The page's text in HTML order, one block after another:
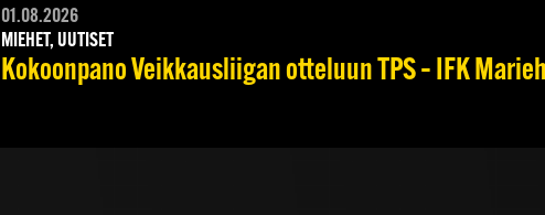
01.08.2026
MIEHET, UUTISET
Kokoonpano Veikkausliigan otteluun TPS – IFK